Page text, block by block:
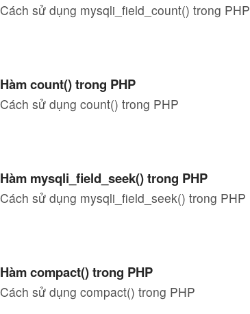
Cách sử dụng mysqli_field_count() trong PHP
Hàm count() trong PHP
Cách sử dụng count() trong PHP
Hàm mysqli_field_seek() trong PHP
Cách sử dụng mysqli_field_seek() trong PHP
Hàm compact() trong PHP
Cách sử dụng compact() trong PHP